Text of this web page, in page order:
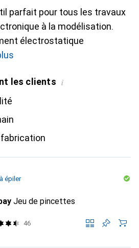
parfait pour tous les travaux
à la modélisation.
électrostatique
les clients i
épiler
Jeu de pincettes
46